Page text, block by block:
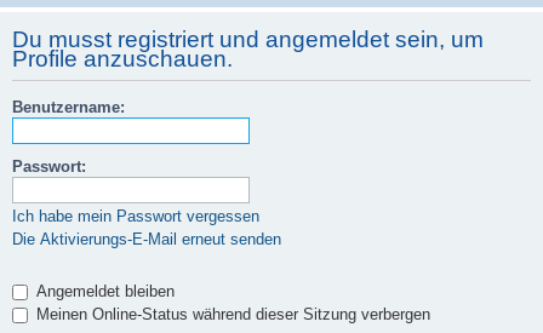
Du musst registriert und angemeldet sein, um
Profile anzuschauen.
Benutzername:
Passwort:
Ich habe mein Passwort vergessen
Die Aktivierungs-E-Mail erneut senden
Angemeldet bleiben
Meinen Online-Status während dieser Sitzung verbergen